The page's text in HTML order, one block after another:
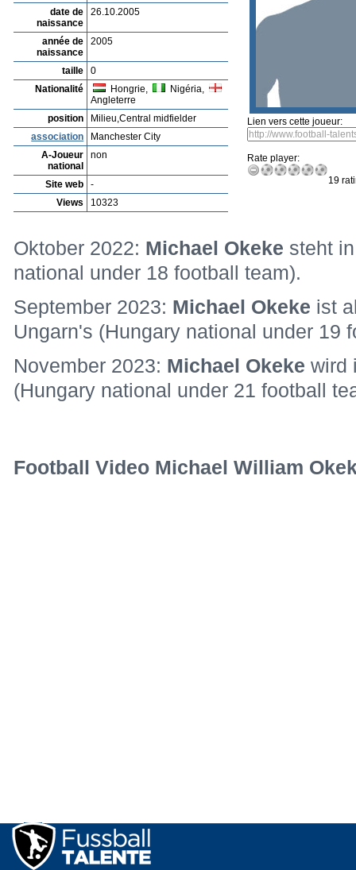
date de
naissance
26.10.2005
année de
naissance
2005
taille
0
Nationalité
Hongrie,
Nigéria,
Angleterre
position
Milieu,Central midfielder
association
Manchester City
A-Joueur
national
non
Site web
-
Views
10323
Lien vers cette joueur:
Rate player:
19
Oktober 2022: Michael Okeke steht
national under 18 football team).
September 2023: Michael Okeke ist
Ungarn's (Hungary national under 19
November 2023: Michael Okekewird
(Hungary national under 21 football
Football Video Michael William